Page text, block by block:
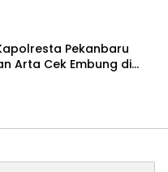
Pekanbaru
Arta Cek Embung di
Tenayan Raya